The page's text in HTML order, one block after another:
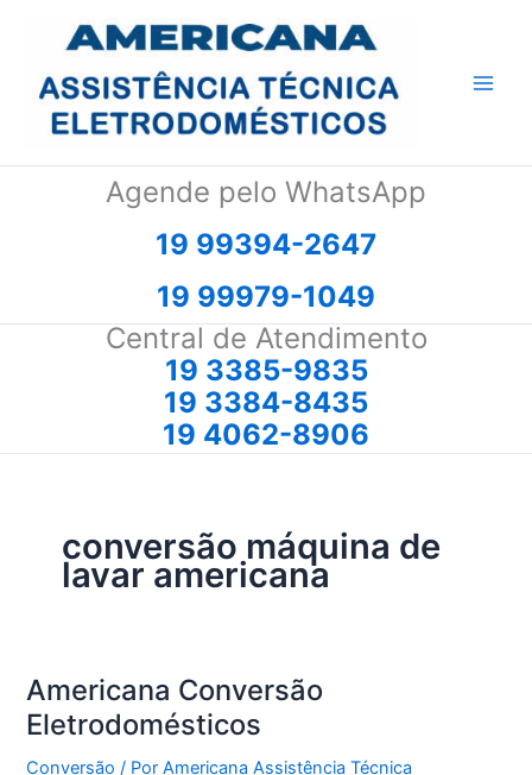
conteúdo
Agende pelo WhatsApp
19 99394-2647
19 99979-1049
Central de Atendimento
19 3385-9835
19 3384-8435
19 4062-8906
conversão máquina de
lavar americana
Americana Conversão
Eletrodomésticos
Conversão / PorAmericana Assistência Técnica